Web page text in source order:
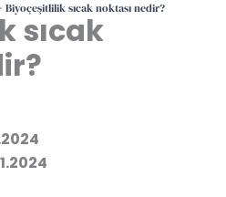
Biyoçeşitlilik sıcak noktası nedir?
sıcak